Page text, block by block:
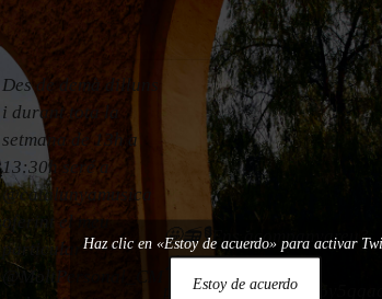
Des de demà dilluns
i durant tota la
setmana de 13h a
13:30h seré a
@catalunyamusica
oferint el meu
particular
@MoltPersonal_CM
🤩📻🎙️Ens acompanyareu?
🎶✨
pic.twitter.com/NM96y5qgag
Haz clic en «Estoy de acuerdo» para activar
Estoy de acuerdo